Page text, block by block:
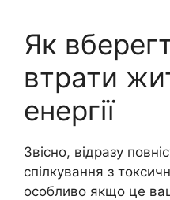
Як
втрати
енергії
Звісно, відразу
спілкування з
особливо якщо це